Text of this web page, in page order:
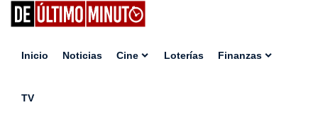
Inicio Noticias Cine Loterías Finanzas
TV